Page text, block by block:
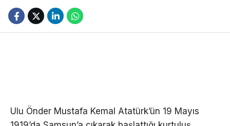
Ulu Önder Mustafa Kemal Atatürk’ün 19 Mayıs